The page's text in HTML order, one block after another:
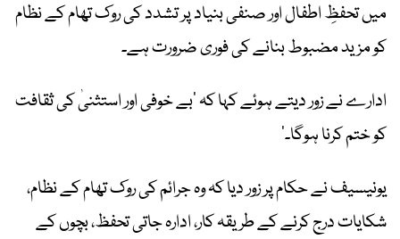
میں تحفظِ اطفال اور صنفی بنیاد پر تشدد کی روک تھام کے نظام
کو مزید مضبوط بنانے کی فوری ضرورت ہے۔
ادارے نے زور دیتے ہوئے کہا کہ ’بے خوفی اور استثنیٰ کی ثقافت
کو ختم کرنا ہوگا۔‘
یونیسیف نے حکام پر زور دیا کہ وہ جرائم کی روک تھام کے نظام،
شکایات درج کرنے کے طریقہ کار، ادارہ جاتی تحفظ، بچوں کے